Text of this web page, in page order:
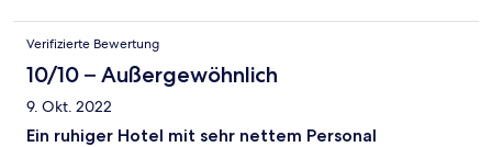
Dommage car l’hôtel est bien mais nous n’avons pas profité
comme nous aurions dû. Nous n’avons eu aucun geste
commercial, ne serait-ce qu’une boisson par exemple. Je pense
qu ils ne traitent pas de la même façon les clients qui réservent
sur les plateformes que ceux qui réservent en direct, en tout
cas, c’est l’impression que nous avons eue …
Verifizierte Bewertung
10/10 – Außergewöhnlich
9. Okt. 2022
Ein ruhiger Hotel mit sehr nettem Personal